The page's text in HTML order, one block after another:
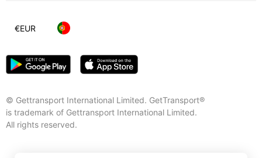
© Gettransport International Limited. GetTransport®
is trademark of Gettransport International Limited.
All rights reserved.
€EUR